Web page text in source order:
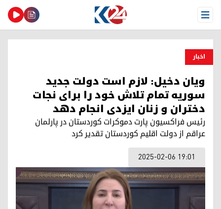
Open Menu
اخبار
ویان دخیل: لازم است دولت جدید
سوریه تمام تلاش خود را برای نجات
دختران و زنان ایزدی انجام دهد
رئیس فراکسیون پارت دموکرات کوردستان در پارلمان
عراقم از دولت اقلیم کوردستان تقدیر کرد
2025-02-06 19:01